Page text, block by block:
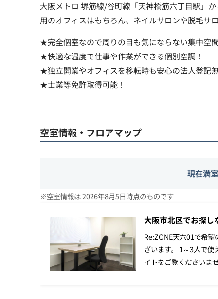
大阪メトロ 堺筋線/谷町線「天神橋筋六丁目駅」
用のオフィスはもちろん、ネイルサロンや脱毛サ
★完全個室なので周りの目も気にならない集中空
★快適な温度で仕事や作業ができる個別空調！
★独立開業やオフィスを移転時も安心の法人登記
★士業等免許取得可能！
空室情報・フロアマップ
現在満
※空室情報は 2026年8月5日時点のものです
大阪市北区でお探し
Re:ZONE天六01で希
ざいます。 1～3人で
イトをご覧くださいま